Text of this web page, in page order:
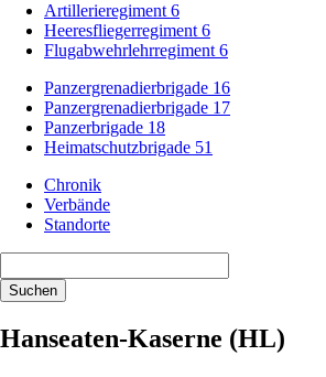
Artillerieregiment 6
Heeresfliegerregiment 6
Flugabwehrlehrregiment 6
Panzergrenadierbrigade 16
Panzergrenadierbrigade 17
Panzerbrigade 18
Heimatschutzbrigade 51
Chronik
Verbände
Standorte
Suchen
Hanseaten-Kaserne (HL)